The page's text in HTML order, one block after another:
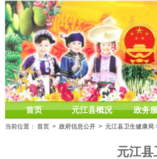
首页 元江县概况 政务
当前位置： 首页 > 政府信息公开 > 元江县卫生健康局
元江